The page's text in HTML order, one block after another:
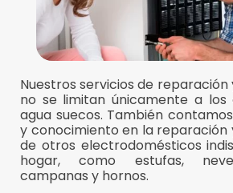
Nuestros servicios de
no se limitan únicamente a los
agua suecos. También
y conocimiento en la reparación
de otros electrodomésticos
hogar, como estufas,
campanas y hornos.